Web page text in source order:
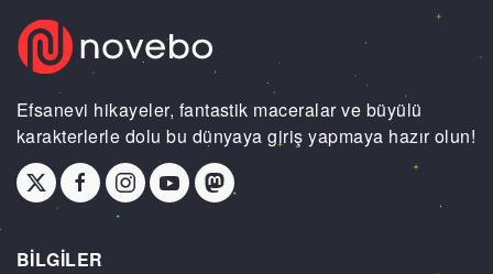
Efsanevi hikayeler, fantastik maceralar ve büyülü
karakterlerle dolu bu dünyaya giriş yapmaya hazır olun!
BİLGİLER